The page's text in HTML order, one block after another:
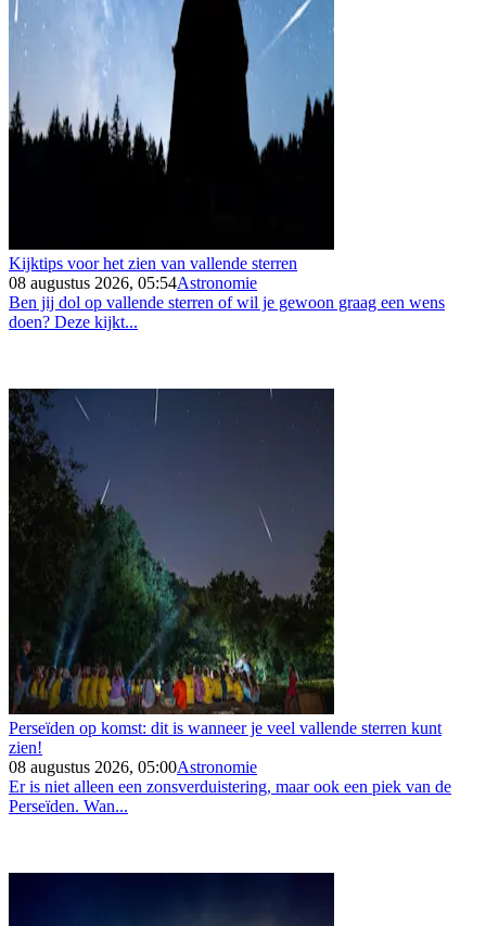
Kijktips voor het zien van vallende sterren
08 augustus 2026, 05:54Astronomie
Ben jij dol op vallende sterren of wil je gewoon graag een wens
doen? Deze kijkt...
Perseïden op komst: dit is wanneer je veel vallende sterren kunt
zien!
08 augustus 2026, 05:00Astronomie
Er is niet alleen een zonsverduistering, maar ook een piek van de
Perseïden. Wan...